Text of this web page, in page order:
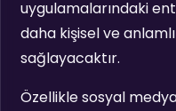
uygulamalarındaki
daha kişisel ve
sağlayacaktır.
Özellikle sosyal